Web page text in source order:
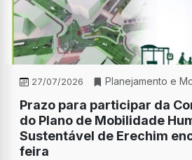
27/07/2026 Planejamento e
Prazo para participar da
do Plano de Mobilidade
Sustentável de Erechim
feira